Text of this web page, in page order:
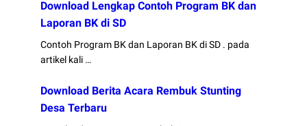
Download Lengkap Contoh Program BK dan
Laporan BK di SD
Contoh Program BK dan Laporan BK di SD . pada
artikel kali …
Download Berita Acara Rembuk Stunting
Desa Terbaru